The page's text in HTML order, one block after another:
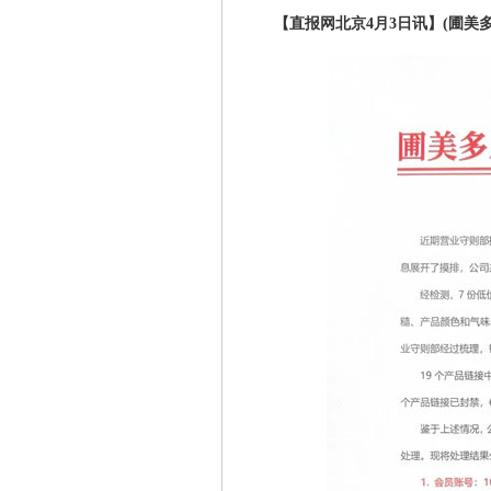
【直报网北京4月3日讯】(圃美